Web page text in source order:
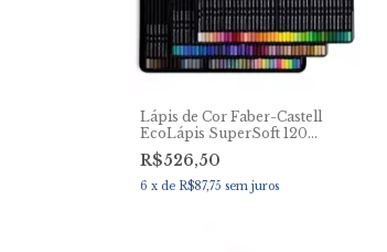
Lápis de Cor Faber-Castell
EcoLápis SuperSoft 120
Cores
R$526,50
6 x de R$87,75 sem juros